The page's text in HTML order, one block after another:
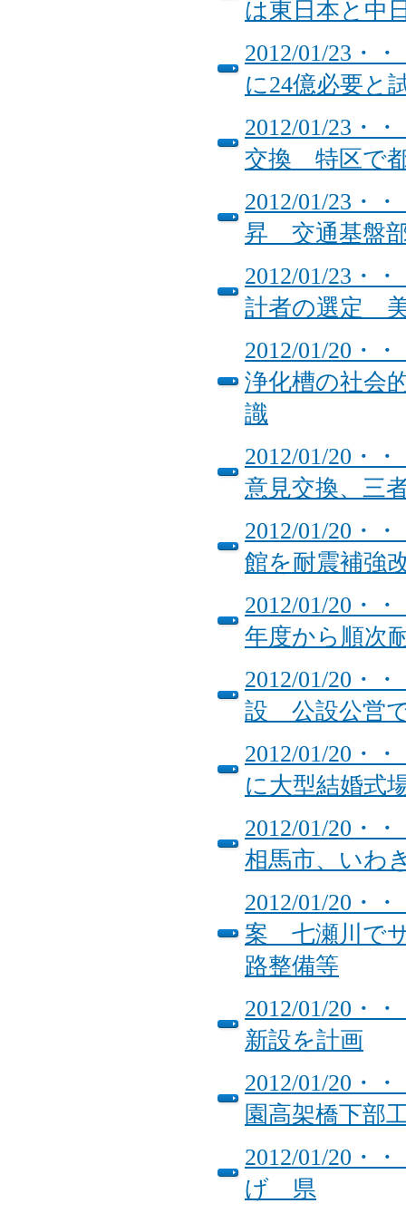
は東日本と中
2012/01/23・
に24億必要と
2012/01/23・
交換 特区で
2012/01/23・
昇 交通基盤
2012/01/23・
計者の選定
2012/01/20・
浄化槽の社会
識
2012/01/20・
意見交換、三
2012/01/20・
館を耐震補強
2012/01/20・
年度から順次
2012/01/20・
設 公設公
2012/01/20・
に大型結婚式
2012/01/20・
相馬市、いわ
2012/01/20・
案 七瀬川で
路整備等
2012/01/20・
新設を計画
2012/01/20・
園高架橋下部
2012/01/20・
げ 県